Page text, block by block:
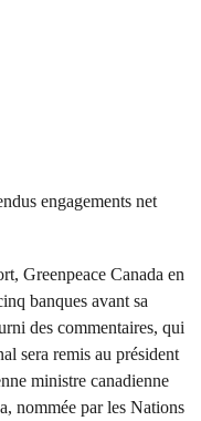
engagements net
Greenpeace Canada en
banques avant sa
des commentaires, qui
sera remis au président
ministre canadienne
nommée par les Nations